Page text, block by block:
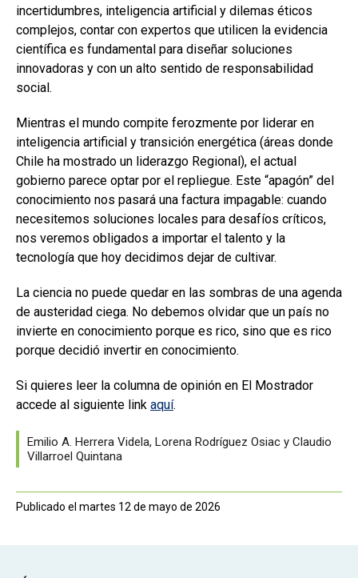
incertidumbres, inteligencia artificial y dilemas éticos
complejos, contar con expertos que utilicen la evidencia
científica es fundamental para diseñar soluciones
innovadoras y con un alto sentido de responsabilidad
social.
Mientras el mundo compite ferozmente por liderar en
inteligencia artificial y transición energética (áreas donde
Chile ha mostrado un liderazgo Regional), el actual
gobierno parece optar por el repliegue. Este “apagón” del
conocimiento nos pasará una factura impagable: cuando
necesitemos soluciones locales para desafíos críticos,
nos veremos obligados a importar el talento y la
tecnología que hoy decidimos dejar de cultivar.
La ciencia no puede quedar en las sombras de una agenda
de austeridad ciega. No debemos olvidar que un país no
invierte en conocimiento porque es rico, sino que es rico
porque decidió invertir en conocimiento.
Si quieres leer la columna de opinión en El Mostrador
accede al siguiente link aquí.
Emilio A. Herrera Videla, Lorena Rodríguez Osiac y Claudio
Villarroel Quintana
Publicado el martes 12 de mayo de 2026